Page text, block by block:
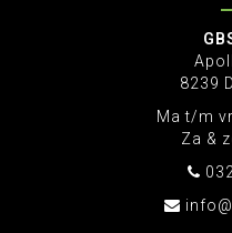
8239
Ma t/m
Za &